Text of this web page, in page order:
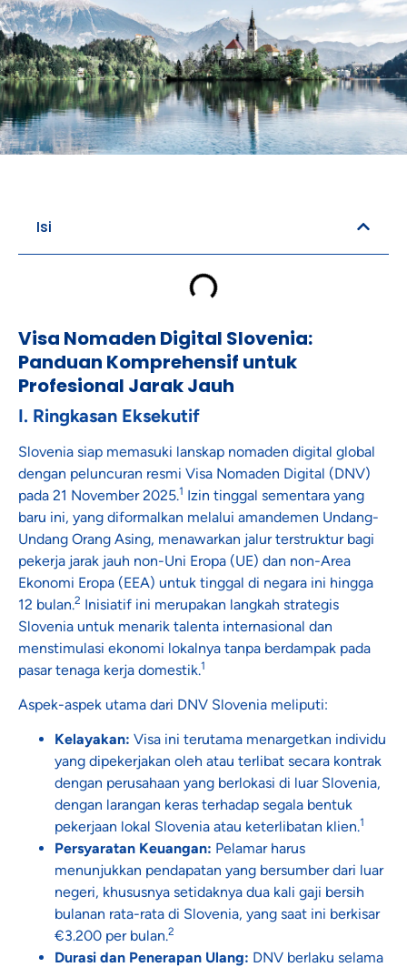
Isi
Visa Nomaden Digital Slovenia:
Panduan Komprehensif untuk
Profesional Jarak Jauh
I. Ringkasan Eksekutif
Slovenia siap memasuki lanskap nomaden digital global
dengan peluncuran resmi Visa Nomaden Digital (DNV)
pada 21 November 2025.1 Izin tinggal sementara yang
baru ini, yang diformalkan melalui amandemen Undang-
Undang Orang Asing, menawarkan jalur terstruktur bagi
pekerja jarak jauh non-Uni Eropa (UE) dan non-Area
Ekonomi Eropa (EEA) untuk tinggal di negara ini hingga
12 bulan.2 Inisiatif ini merupakan langkah strategis
Slovenia untuk menarik talenta internasional dan
menstimulasi ekonomi lokalnya tanpa berdampak pada
pasar tenaga kerja domestik.1
Aspek-aspek utama dari DNV Slovenia meliputi:
Kelayakan: Visa ini terutama menargetkan individu
yang dipekerjakan oleh atau terlibat secara kontrak
dengan perusahaan yang berlokasi di luar Slovenia,
dengan larangan keras terhadap segala bentuk
pekerjaan lokal Slovenia atau keterlibatan klien.1
Persyaratan Keuangan: Pelamar harus
menunjukkan pendapatan yang bersumber dari luar
negeri, khususnya setidaknya dua kali gaji bersih
bulanan rata-rata di Slovenia, yang saat ini berkisar
€3.200 per bulan.2
Durasi dan Penerapan Ulang: DNV berlaku selama